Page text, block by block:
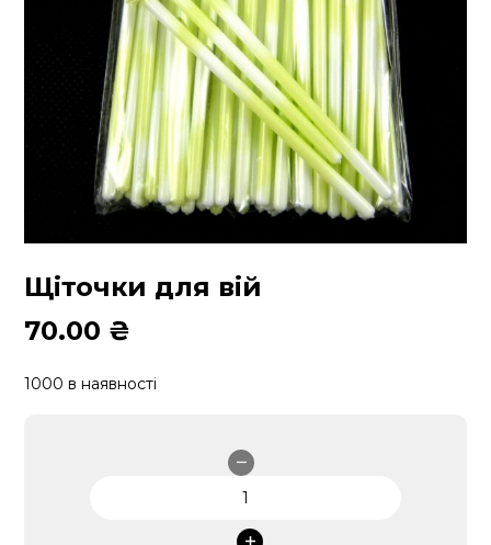
Щіточки для вій
70.00 ₴
1000 в наявності